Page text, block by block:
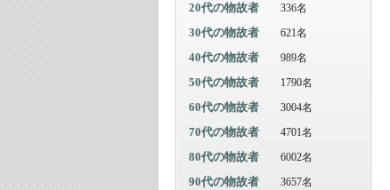
20代の物故者 336名
30代の物故者 621名
40代の物故者 989名
50代の物故者 1790名
60代の物故者 3004名
70代の物故者 4701名
80代の物故者 6002名
90代の物故者 3657名